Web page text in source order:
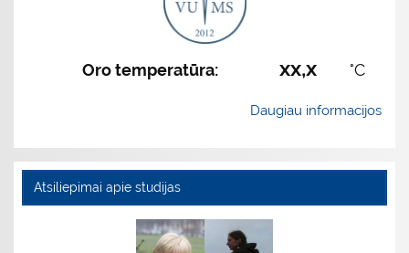
Oro temperatūra: xx,x °C
Daugiau informacijos
Atsiliepimai apie studijas